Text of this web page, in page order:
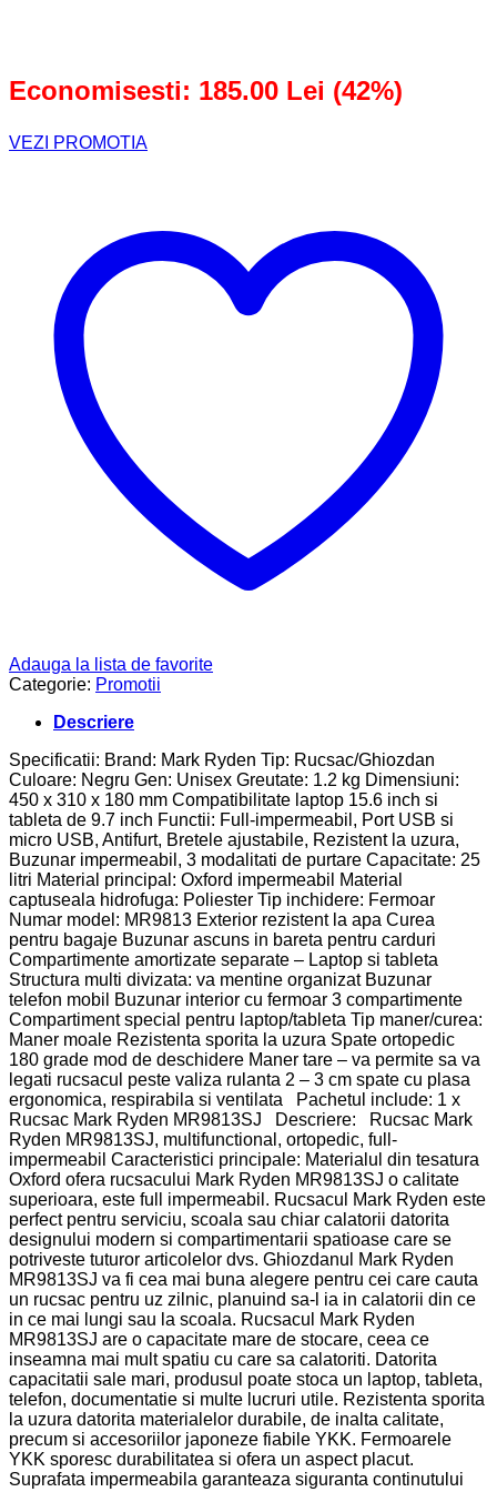
Economisesti: 185.00 Lei (42%)
VEZI PROMOTIA
Adauga la lista de favorite
Categorie: Promotii
Descriere
Specificatii: Brand: Mark Ryden Tip: Rucsac/Ghiozdan
Culoare: Negru Gen: Unisex Greutate: 1.2 kg Dimensiuni:
450 х 310 х 180 mm Compatibilitate laptop 15.6 inch si
tableta de 9.7 inch Functii: Full-impermeabil, Port USB si
micro USB, Antifurt, Bretele ajustabile, Rezistent la uzura,
Buzunar impermeabil, 3 modalitati de purtare Capacitate: 25
litri Material principal: Oxford impermeabil Material
captuseala hidrofuga: Poliester Tip inchidere: Fermoar
Numar model: MR9813 Exterior rezistent la apa Curea
pentru bagaje Buzunar ascuns in bareta pentru carduri
Compartimente amortizate separate – Laptop si tableta
Structura multi divizata: va mentine organizat Buzunar
telefon mobil Buzunar interior cu fermoar 3 compartimente
Compartiment special pentru laptop/tableta Tip maner/curea:
Maner moale Rezistenta sporita la uzura Spate ortopedic
180 grade mod de deschidere Maner tare – va permite sa va
legati rucsacul peste valiza rulanta 2 – 3 cm spate cu plasa
ergonomica, respirabila si ventilata Pachetul include: 1 x
Rucsac Mark Ryden MR9813SJ Descriere: Rucsac Mark
Ryden MR9813SJ, multifunctional, ortopedic, full-
impermeabil Caracteristici principale: Materialul din tesatura
Oxford ofera rucsacului Mark Ryden MR9813SJ o calitate
superioara, este full impermeabil. Rucsacul Mark Ryden este
perfect pentru serviciu, scoala sau chiar calatorii datorita
designului modern si compartimentarii spatioase care se
potriveste tuturor articolelor dvs. Ghiozdanul Mark Ryden
MR9813SJ va fi cea mai buna alegere pentru cei care cauta
un rucsac pentru uz zilnic, planuind sa-l ia in calatorii din ce
in ce mai lungi sau la scoala. Rucsacul Mark Ryden
MR9813SJ are o capacitate mare de stocare, ceea ce
inseamna mai mult spatiu cu care sa calatoriti. Datorita
capacitatii sale mari, produsul poate stoca un laptop, tableta,
telefon, documentatie si multe lucruri utile. Rezistenta sporita
la uzura datorita materialelor durabile, de inalta calitate,
precum si accesoriilor japoneze fiabile YKK. Fermoarele
YKK sporesc durabilitatea si ofera un aspect placut.
Suprafata impermeabila garanteaza siguranta continutului